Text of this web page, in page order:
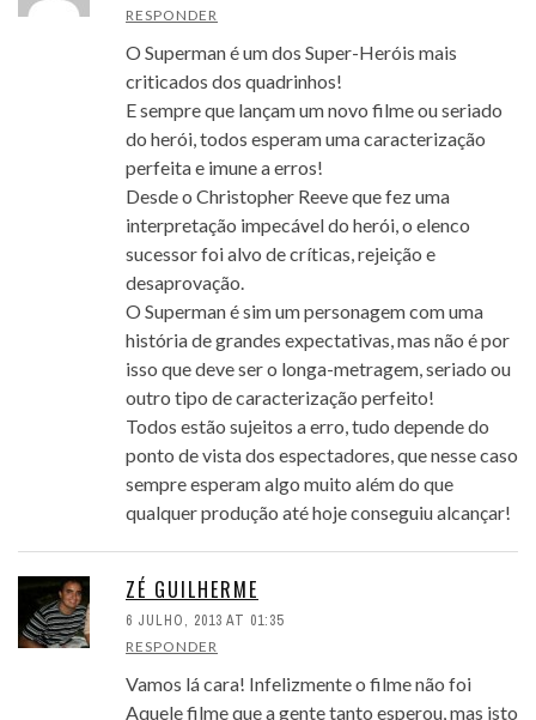
RESPONDER
O Superman é um dos Super-Heróis mais
criticados dos quadrinhos!
E sempre que lançam um novo filme ou seriado
do herói, todos esperam uma caracterização
perfeita e imune a erros!
Desde o Christopher Reeve que fez uma
interpretação impecável do herói, o elenco
sucessor foi alvo de críticas, rejeição e
desaprovação.
O Superman é sim um personagem com uma
história de grandes expectativas, mas não é por
isso que deve ser o longa-metragem, seriado ou
outro tipo de caracterização perfeito!
Todos estão sujeitos a erro, tudo depende do
ponto de vista dos espectadores, que nesse caso
sempre esperam algo muito além do que
qualquer produção até hoje conseguiu alcançar!
ZÉ GUILHERME
6 JULHO, 2013 AT 01:35
RESPONDER
Vamos lá cara! Infelizmente o filme não foi
Aquele filme que a gente tanto esperou, mas isto